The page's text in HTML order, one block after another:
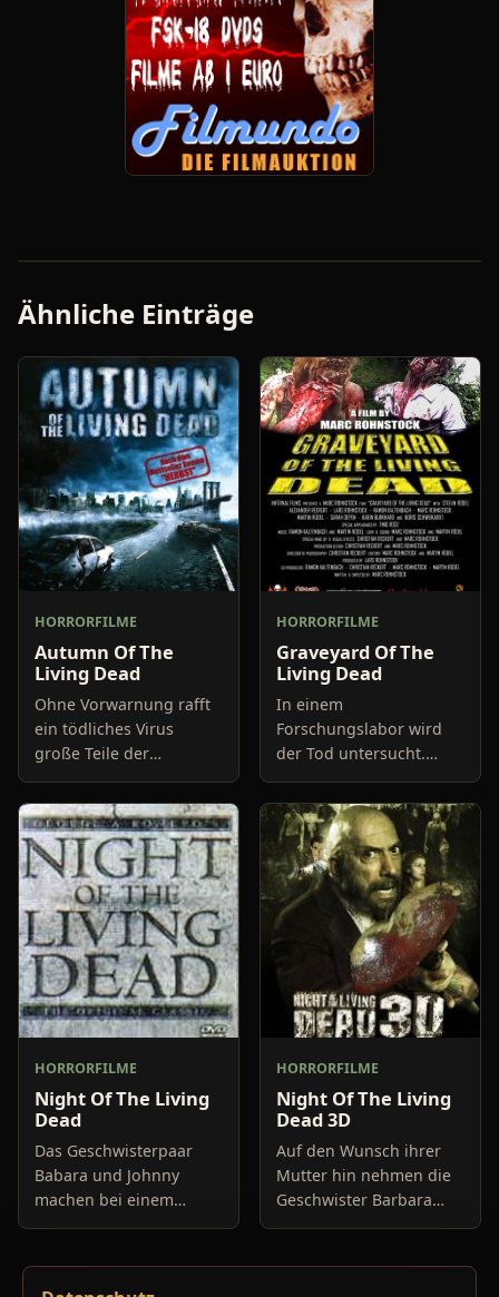
Ähnliche Einträge
HORRORFILME
Autumn Of The
Living Dead
Ohne Vorwarnung rafft
ein tödliches Virus
große Teile der
Bevölkerung dahin. Der
Tod kommt schnell und
schmerzhaft, ist aber
nicht das Ende für den
Infizie
HORRORFILME
Graveyard Of The
Living Dead
In einem
Forschungslabor wird
der Tod untersucht.
Wissenschaftler
beschäftigen sich mit
Hirnströmen und
versuchen, die kürzlich
Verstorbener wieder zu
aktiv
HORRORFILME
Night Of The Living
Dead
Das Geschwisterpaar
Babara und Johnny
machen bei einem
Besuch auf dem
begraben liegt, eine
HORRORFILME
Night Of The Living
Dead 3D
Auf den Wunsch ihrer
Mutter hin nehmen die
Geschwister Barbara
(Brianna Brown) und
Reise von 200 km auf